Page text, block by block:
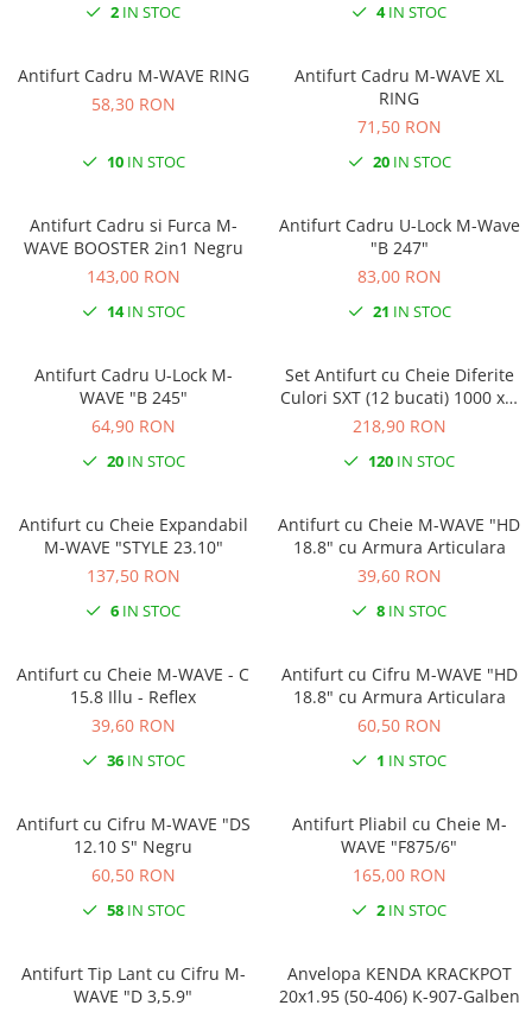
2 IN STOC 4IN STOC
Antifurt Cadru M-WAVE RING
58,30 RON
10IN STOC
Antifurt Cadru M-WAVE XL
RING
71,50 RON
20IN STOC
Antifurt Cadru si Furca M-
WAVE BOOSTER 2in1 Negru
143,00 RON
14IN STOC
Antifurt Cadru U-Lock M-Wave
"B 247"
83,00 RON
21 IN STOC
Antifurt Cadru U-Lock M-
WAVE "B 245"
64,90 RON
20IN STOC
Set Antifurt cu Cheie Diferite
Culori SXT (12 bucati) 1000 x 6
mm
218,90 RON
120 IN STOC
Antifurt cu Cheie Expandabil
M-WAVE "STYLE 23.10"
137,50 RON
6 IN STOC
Antifurt cu Cheie M-WAVE "HD
18.8" cu Armura Articulara
39,60 RON
8 IN STOC
Antifurt cu Cheie M-WAVE - C
15.8 Illu - Reflex
39,60 RON
36IN STOC
Antifurt cu Cifru M-WAVE "HD
18.8" cu Armura Articulara
60,50 RON
1 IN STOC
Antifurt cu Cifru M-WAVE "DS
12.10 S" Negru
60,50 RON
58IN STOC
Antifurt Pliabil cu Cheie M-
WAVE "F875/6"
165,00 RON
2 IN STOC
Antifurt Tip Lant cu Cifru M-
WAVE "D 3,5.9"
Anvelopa KENDA KRACKPOT
20x1.95 (50-406) K-907-Galben